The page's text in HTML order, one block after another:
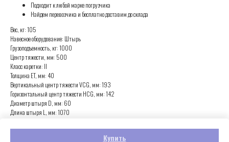
Купить
Подходит к любой марке погрузчика
Найдем перевозчика и бесплатно доставим до склада
Вес, кг: 105
Навесное оборудование: Штырь
Грузоподъемность, кг: 1000
Центр тяжести, мм: 500
Класс каретки: II
Толщина ET, мм: 40
Вертикальный центр тяжести VCG, мм: 193
Горизонтальный центр тяжести HCG, мм: 142
Диаметр штыря D, мм: 60
Длина штыря L, мм: 1070